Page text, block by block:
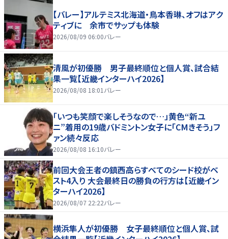
【バレー】アルテミス北海道・鳥本香琳、オフはアク
ティブに 余市でサップも体験
2026/08/09 06:00バレー
清風が初優勝 男子最終順位と個人賞、試合結
果一覧【近畿インターハイ2026】
2026/08/08 18:01 バレー
「いつも笑顔で楽しそうなので…」黄色“新ユ
ニ”着用の19歳バドミントン女子に「CMきそう」フ
ァン続々反応
2026/08/08 16:10バレー
前回大会王者の鎮西高らすべてのシード校がベ
スト4入り 大会最終日の勝負の行方は【近畿イン
ターハイ2026】
2026/08/07 22:22バレー
横浜隼人が初優勝 女子最終順位と個人賞、試